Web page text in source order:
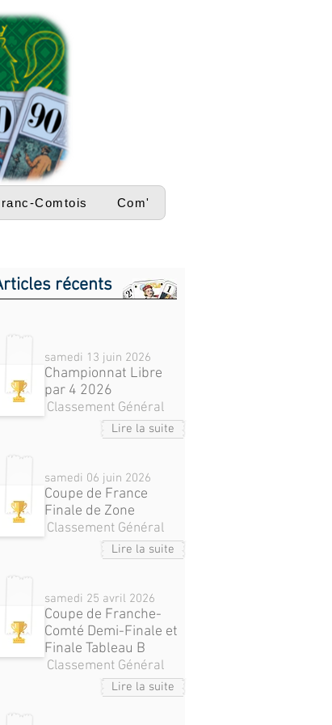
Comtois Com'
récents
samedi 13 juin 2026
Championnat Libre
par 4 2026
Classement Général
Lire la suite
samedi 06 juin 2026
Coupe de France
Finale de Zone
Classement Général
Lire la suite
samedi 25 avril 2026
Coupe de Franche-
Comté Demi-Finale et
Finale Tableau B
Classement Général
Lire la suite